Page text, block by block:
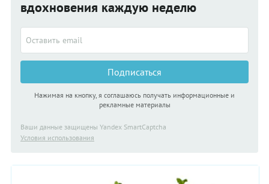
вдохновения каждую неделю
Подписаться
Нажимая на кнопку, я соглашаюсь получать информационные и
рекламные материалы
Ваши данные защищены Yandex SmartCaptcha
Условия использования